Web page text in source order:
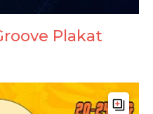
Plakat